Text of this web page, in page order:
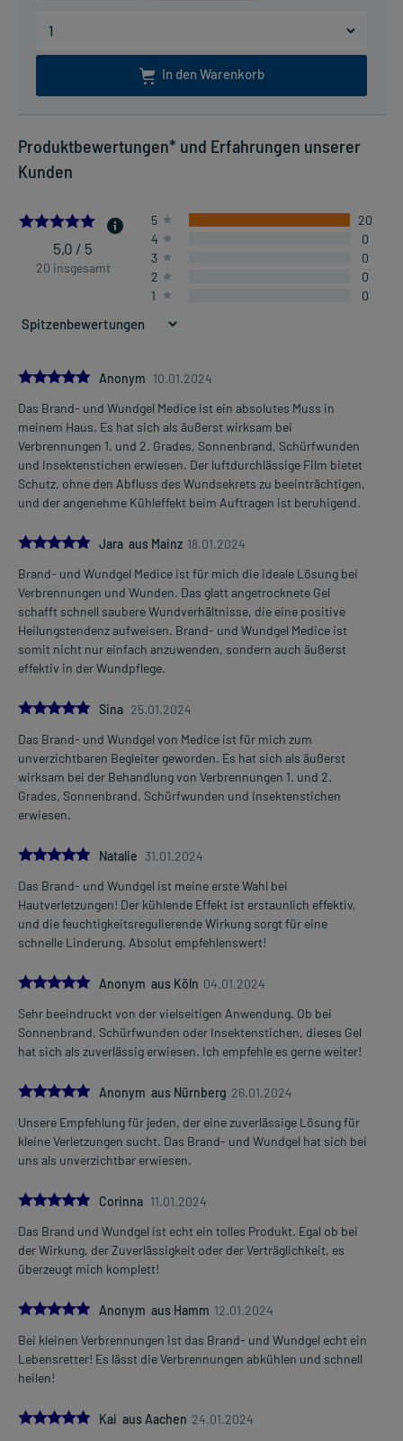
In den Warenkorb
Produktbewertungen* und Erfahrungen unserer
Kunden
5.0
5,0 / 5
20 insgesamt
5
20
4
0
3
0
2
0
1
0
5.0Anonym 10.01.2024
Das Brand- und Wundgel Medice ist ein absolutes Muss in
meinem Haus. Es hat sich als äußerst wirksam bei
Verbrennungen 1. und 2. Grades, Sonnenbrand, Schürfwunden
und Insektenstichen erwiesen. Der luftdurchlässige Film bietet
Schutz, ohne den Abfluss des Wundsekrets zu beeinträchtigen,
und der angenehme Kühleffekt beim Auftragen ist beruhigend.
5.0
Jara aus Mainz 18.01.2024
Brand- und Wundgel Medice ist für mich die ideale Lösung bei
Verbrennungen und Wunden. Das glatt angetrocknete Gel
schafft schnell saubere Wundverhältnisse, die eine positive
Heilungstendenz aufweisen. Brand- und Wundgel Medice ist
somit nicht nur einfach anzuwenden, sondern auch äußerst
effektiv in der Wundpflege.
5.0
Sina 25.01.2024
Das Brand- und Wundgel von Medice ist für mich zum
unverzichtbaren Begleiter geworden. Es hat sich als äußerst
wirksam bei der Behandlung von Verbrennungen 1. und 2.
Grades, Sonnenbrand, Schürfwunden und Insektenstichen
erwiesen.
5.0
Natalie 31.01.2024
Das Brand- und Wundgel ist meine erste Wahl bei
Hautverletzungen! Der kühlende Effekt ist erstaunlich effektiv,
und die feuchtigkeitsregulierende Wirkung sorgt für eine
schnelle Linderung. Absolut empfehlenswert!
5.0Anonym aus Köln 04.01.2024
Sehr beeindruckt von der vielseitigen Anwendung. Ob bei
Sonnenbrand, Schürfwunden oder Insektenstichen, dieses Gel
hat sich als zuverlässig erwiesen. Ich empfehle es gerne weiter!
5.0Anonym aus Nürnberg 26.01.2024
Unsere Empfehlung für jeden, der eine zuverlässige Lösung für
kleine Verletzungen sucht. Das Brand- und Wundgel hat sich bei
uns als unverzichtbar erwiesen.
5.0
Corinna 11.01.2024
Das Brand und Wundgel ist echt ein tolles Produkt. Egal ob bei
der Wirkung, der Zuverlässigkeit oder der Verträglichkeit, es
überzeugt mich komplett!
5.0Anonym aus Hamm 12.01.2024
Bei kleinen Verbrennungen ist das Brand- und Wundgel echt ein
Lebensretter! Es lässt die Verbrennungen abkühlen und schnell
heilen!
5.0
Kai aus Aachen 24.01.2024